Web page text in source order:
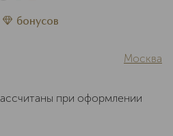
бонусов
Москва
при оформлении